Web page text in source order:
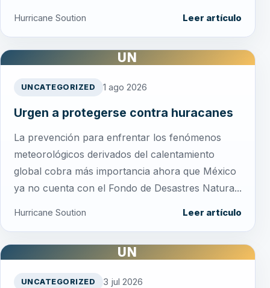
Hurricane Soution Leer artículo
UN
UNCATEGORIZED 1 ago 2026
Urgen a protegerse contra huracanes
La prevención para enfrentar los fenómenos
meteorológicos derivados del calentamiento
global cobra más importancia ahora que México
ya no cuenta con el Fondo de Desastres Natura...
Hurricane Soution Leer artículo
UN
UNCATEGORIZED 3 jul 2026